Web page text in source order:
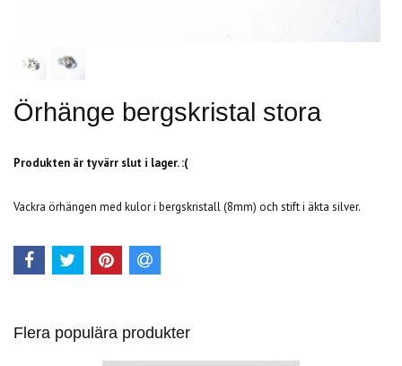
Örhänge bergskristal stora
Produkten är tyvärr slut i lager. :(
Vackra örhängen med kulor i bergskristall (8mm) och stift i äkta silver.
Flera populära produkter